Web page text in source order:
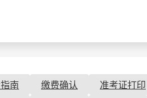
历年真题
南 缴费确认 准考证打印